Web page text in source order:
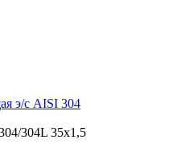
э/с AISI 304
304L 35х1,5